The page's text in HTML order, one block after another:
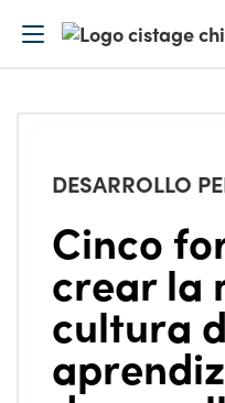
DESARROLLO
Cinco
crear la
cultura